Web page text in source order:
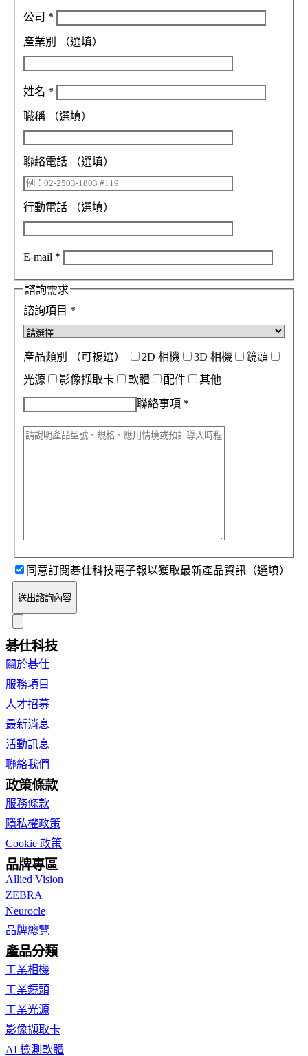
公司 *
產業別 （選填）
姓名 *
職稱 （選填）
聯絡電話 （選填）
行動電話 （選填）
E-mail *
諮詢需求
諮詢項目 *
產品類別 （可複選） 2D 相機 3D 相機
鏡頭
光源
影像擷取卡 軟體 配件 其他
聯絡事項 *
同意訂閱碁仕科技電子報以獲取最新產品資訊（選填）
送出諮詢內容
碁仕科技
關於碁仕
服務項目
人才招募
最新消息
活動訊息
聯絡我們
政策條款
服務條款
隱私權政策
Cookie 政策
品牌專區
Allied Vision
ZEBRA
Neurocle
品牌總覽
產品分類
工業相機
工業鏡頭
工業光源
影像擷取卡
AI 檢測軟體